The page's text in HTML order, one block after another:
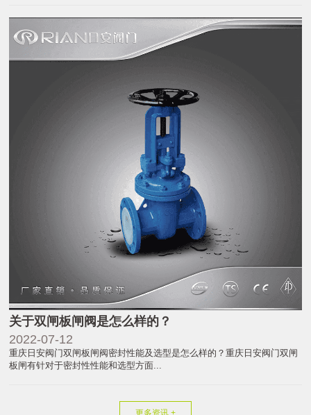
关于双闸板闸阀是怎么样的？
2022-07-12
重庆日安阀门双闸板闸阀密封性能及选型是怎么样的？重庆日安阀门双闸
板闸有针对于密封性性能和选型方面...
更多资讯 +